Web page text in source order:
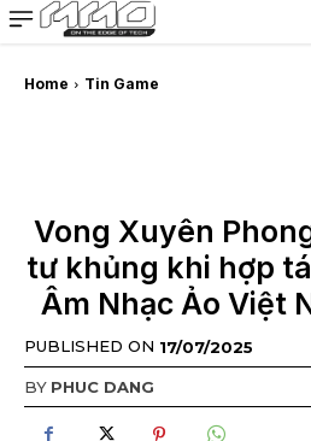
MMOSITE - Thông
Bài viết nổi bật
Home Tin Game
Vong Xuyên
tư khủng khi hợp
Âm Nhạc Ảo Việt
PUBLISHED ON 17/07/2025
BY PHUC DANG